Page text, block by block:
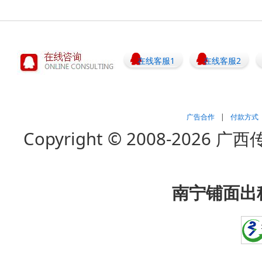
在线客服1 在线客服2
广告合作 | 付款方式
Copyright © 2008-2026 广西
南宁铺面出